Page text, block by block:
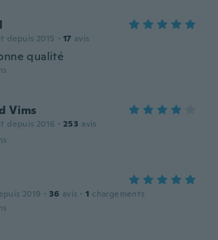
depuis 2015 · 17 avis
qualité
Vims
depuis 2016 · 253 avis
2019 · 36 avis · 1 chargements